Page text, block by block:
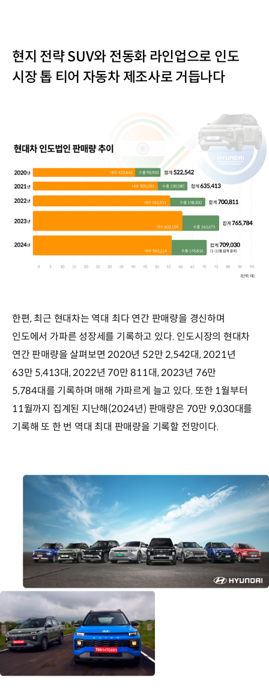
현지 전략 SUV와 전동화 라인업으로 인도
시장 톱 티어 자동차 제조사로 거듭나다
한편, 최근 현대차는 역대 최다 연간 판매량을 경신하며
인도에서 가파른 성장세를 기록하고 있다. 인도시장의 현대차
연간 판매량을 살펴보면 2020년 52만 2,542대, 2021년
63만 5,413대, 2022년 70만 811대, 2023년 76만
5,784대를 기록하며 매해 가파르게 늘고 있다. 또한 1월부터
11월까지 집계된 지난해(2024년) 판매량은 70만 9,030대를
기록해 또 한 번 역대 최대 판매량을 기록할 전망이다.